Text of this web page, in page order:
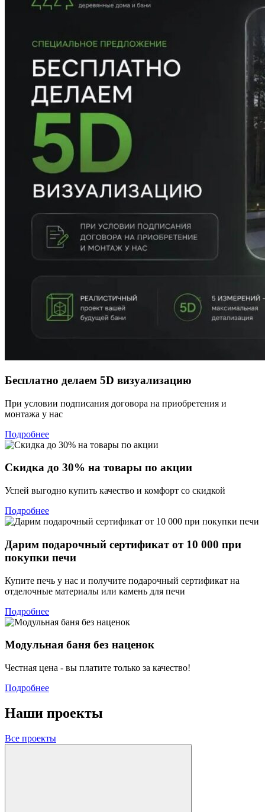
Бесплатно делаем 5D визуализацию
При условии подписания договора на приобретения и
монтажа у нас
Подробнее
Скидка до 30% на товары по акции
Успей выгодно купить качество и комфорт со скидкой
Подробнее
Дарим подарочный сертификат от 10 000 при
покупки печи
Купите печь у нас и получите подарочный сертификат на
отделочные материалы или камень для печи
Подробнее
Модульная баня без наценок
Честная цена - вы платите только за качество!
Подробнее
Наши проекты
Все проекты